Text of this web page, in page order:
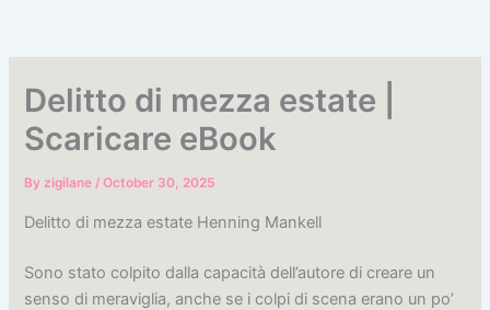
Delitto di mezza estate |
Scaricare eBook
Byzigilane/October 30, 2025
Delitto di mezza estate Henning Mankell
Sono stato colpito dalla capacità dell’autore di creare un
senso di meraviglia, anche se i colpi di scena erano un po’